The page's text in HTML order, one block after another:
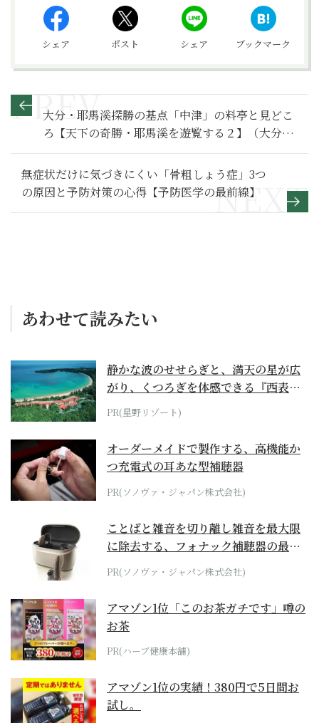
シェア ポスト シェア ブックマーク
大分・耶馬溪探勝の基点「中津」の料亭と見どこ
ろ【天下の奇勝・耶馬溪を遊覧する２】（大分県
中津市玖珠町）
無症状だけに気づきにくい「骨粗しょう症」3つ
の原因と予防対策の心得【予防医学の最前線】
あわせて読みたい
静かな波のせせらぎと、満天の星が広
がり、くつろぎを体感できる『西表島
ホテル by...
PR(星野リゾート)
オーダーメイドで製作する、高機能か
つ充電式の耳あな型補聴器
PR(ソノヴァ・ジャパン株式会社)
ことばと雑音を切り離し雑音を最大限
に除去する、フォナック補聴器の最上
位モデル
PR(ソノヴァ・ジャパン株式会社)
アマゾン1位「このお茶ガチです」噂の
お茶
PR(ハーブ健康本舗)
アマゾン1位の実績！380円で5日間お
試し。